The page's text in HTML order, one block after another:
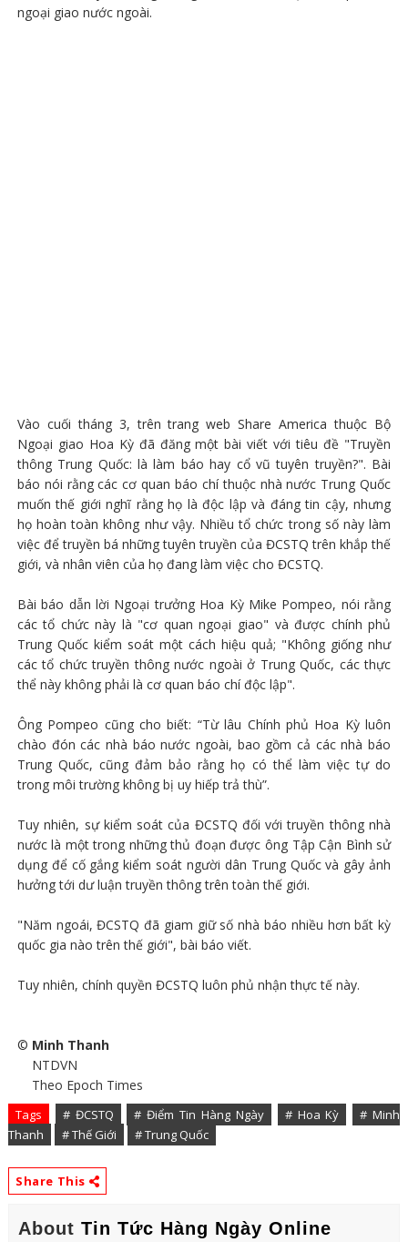
ngoại giao nước ngoài.
Vào cuối tháng 3, trên trang web Share America thuộc Bộ
Ngoại giao Hoa Kỳ đã đăng một bài viết với tiêu đề "Truyền
thông Trung Quốc: là làm báo hay cổ vũ tuyên truyền?". Bài
báo nói rằng các cơ quan báo chí thuộc nhà nước Trung Quốc
muốn thế giới nghĩ rằng họ là độc lập và đáng tin cậy, nhưng
họ hoàn toàn không như vậy. Nhiều tổ chức trong số này làm
việc để truyền bá những tuyên truyền của ĐCSTQ trên khắp thế
giới, và nhân viên của họ đang làm việc cho ĐCSTQ.
Bài báo dẫn lời Ngoại trưởng Hoa Kỳ Mike Pompeo, nói rằng
các tổ chức này là "cơ quan ngoại giao" và được chính phủ
Trung Quốc kiểm soát một cách hiệu quả; "Không giống như
các tổ chức truyền thông nước ngoài ở Trung Quốc, các thực
thể này không phải là cơ quan báo chí độc lập".
Ông Pompeo cũng cho biết: “Từ lâu Chính phủ Hoa Kỳ luôn
chào đón các nhà báo nước ngoài, bao gồm cả các nhà báo
Trung Quốc, cũng đảm bảo rằng họ có thể làm việc tự do
trong môi trường không bị uy hiếp trả thù”.
Tuy nhiên, sự kiểm soát của ĐCSTQ đối với truyền thông nhà
nước là một trong những thủ đoạn được ông Tập Cận Bình sử
dụng để cố gắng kiểm soát người dân Trung Quốc và gây ảnh
hưởng tới dư luận truyền thông trên toàn thế giới.
"Năm ngoái, ĐCSTQ đã giam giữ số nhà báo nhiều hơn bất kỳ
quốc gia nào trên thế giới", bài báo viết.
Tuy nhiên, chính quyền ĐCSTQ luôn phủ nhận thực tế này.
© Minh Thanh
NTDVN
Theo Epoch Times
Tags # ĐCSTQ # Điểm Tin Hàng Ngày # Hoa Kỳ
# Minh
Thanh
# Thế Giới # Trung Quốc
Share This
About Tin Tức Hàng Ngày Online